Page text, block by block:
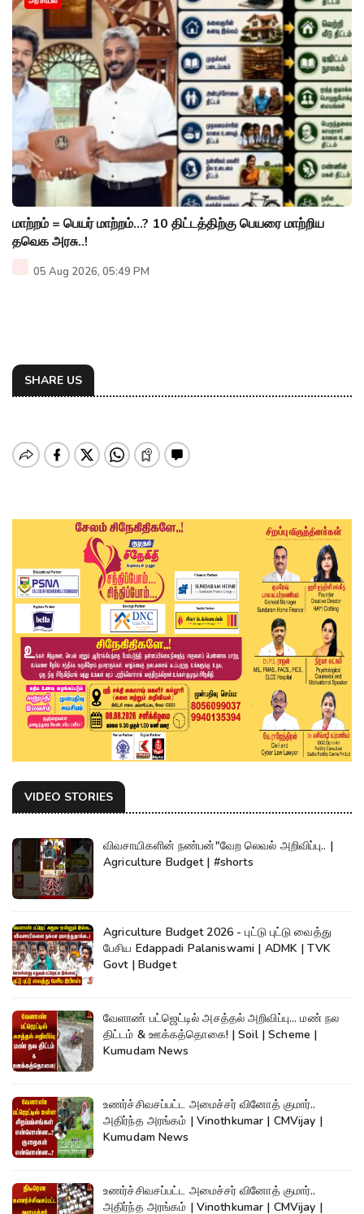
மாற்றம் = பெயர் மாற்றம்…? 10 திட்டத்திற்கு பெயரை மாற்றிய
தவெக அரசு..!
05 Aug 2026, 05:49 PM
SHARE US
VIDEO STORIES
விவசாயிகளின் நண்பன்"வேற லெவல் அறிவிப்பு.. |
Agriculture Budget | #shorts
Agriculture Budget 2026 - புட்டு புட்டு வைத்து
பேசிய Edappadi Palaniswami | ADMK | TVK
Govt | Budget
வேளாண் பட்ஜெட்டில் அசத்தல் அறிவிப்பு... மண் நல
திட்டம் & ஊக்கத்தொகை! | Soil | Scheme |
Kumudam News
உணர்ச்சிவசப்பட்ட அமைச்சர் வினோத் குமார்..
அதிர்ந்த அரங்கம் | Vinothkumar | CMVijay |
Kumudam News
உணர்ச்சிவசப்பட்ட அமைச்சர் வினோத் குமார்..
அதிர்ந்த அரங்கம் | Vinothkumar | CMVijay |